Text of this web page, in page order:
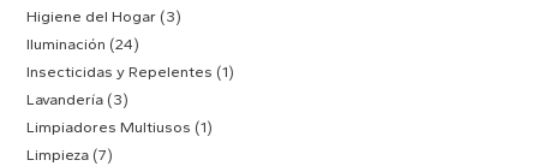
Higiene del Hogar (3)
Iluminación (24)
Insecticidas y Repelentes (1)
Lavandería (3)
Limpiadores Multiusos (1)
Limpieza (7)